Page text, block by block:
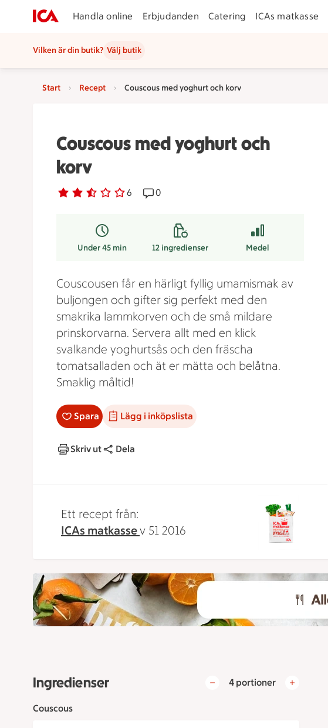
Handla online Erbjudanden Catering ICAs matkasse
Vilken är din butik? Välj butik
Start Recept Couscous med yoghurt och korv
Couscous med yoghurt och
korv
Betyg 2.3 av 5. 6
6 personer har röstatReceptet har 0 kommentarer
0
Under 45 min 12ingredienser Medel
Couscousen får en härligt fyllig umamismak av
buljongen och gifter sig perfekt med den
smakrika lammkorven och de små mildare
prinskorvarna. Servera allt med en klick
svalkande yoghurtsås och den fräscha
tomatsalladen och ät er mätta och belåtna.
Smaklig måltid!
Spara Lägg i inköpslista
Skriv ut Dela
Ett recept från:
ICAs matkassev 51 2016
Ingredienser 4 portioner
Couscous